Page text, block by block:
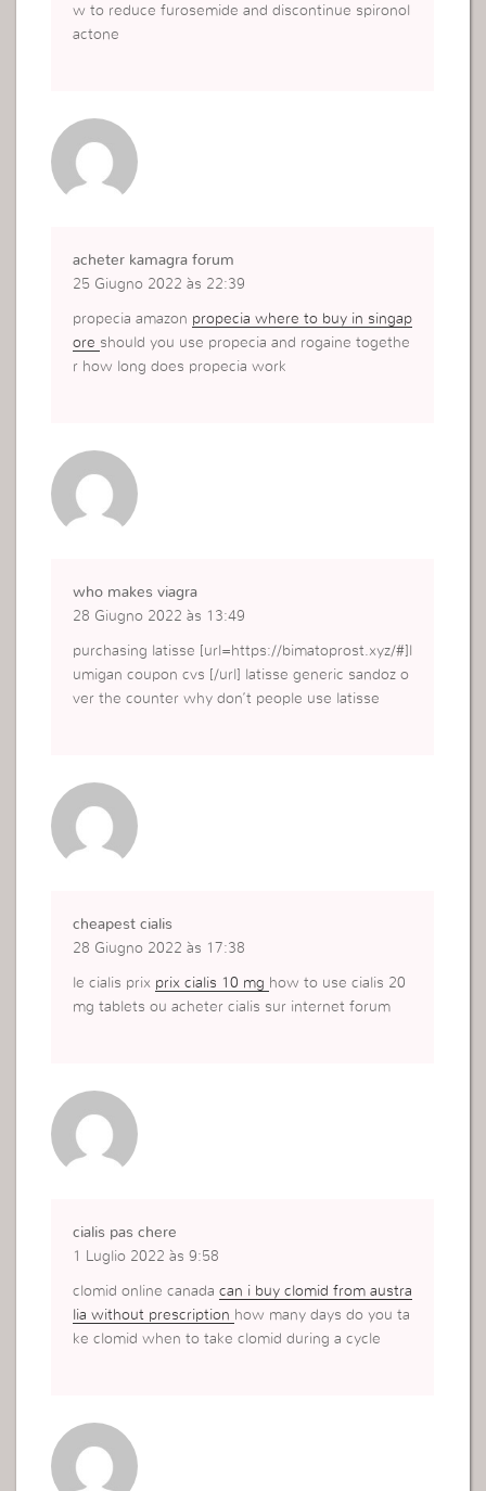
w to reduce furosemide and discontinue spironol
actone
acheter kamagra forum
25 Giugno 2022 às 22:39
propecia amazon propecia where to buy in singap
ore should you use propecia and rogaine togethe
r how long does propecia work
who makes viagra
28 Giugno 2022 às 13:49
purchasing latisse [url=https://bimatoprost.xyz/#]l
umigan coupon cvs [/url] latisse generic sandoz o
ver the counter why don’t people use latisse
cheapest cialis
28 Giugno 2022 às 17:38
le cialis prix prix cialis 10 mg how to use cialis 20
mg tablets ou acheter cialis sur internet forum
cialis pas chere
1 Luglio 2022 às 9:58
clomid online canadacan i buy clomid from austra
lia without prescription how many days do you ta
ke clomid when to take clomid during a cycle